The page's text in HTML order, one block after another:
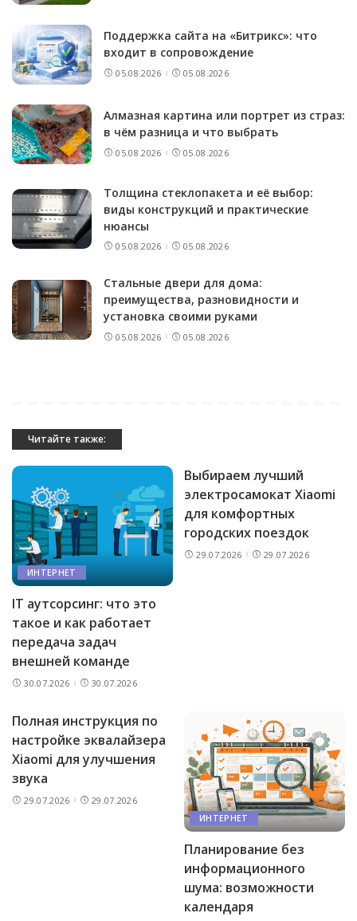
Поддержка сайта на «Битрикс»: что
входит в сопровождение
05.08.2026 05.08.2026
Алмазная картина или портрет из страз:
в чём разница и что выбрать
05.08.2026 05.08.2026
Толщина стеклопакета и её выбор:
виды конструкций и практические
нюансы
05.08.2026 05.08.2026
Стальные двери для дома:
преимущества, разновидности и
установка своими руками
05.08.2026 05.08.2026
Читайте также:
ИНТЕРНЕТ
IT аутсорсинг: что это
такое и как работает
передача задач
внешней команде
30.07.2026 30.07.2026
Выбираем лучший
электросамокат Xiaomi
для комфортных
городских поездок
29.07.2026 29.07.2026
Полная инструкция по
настройке эквалайзера
Xiaomi для улучшения
звука
29.07.2026 29.07.2026
ИНТЕРНЕТ
Планирование без
информационного
шума: возможности
календаря